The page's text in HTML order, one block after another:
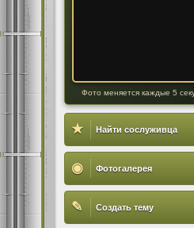
Фото меняется каждые 5
★ Найти сослуживца
◉ Фотогалерея
✎ Создать тему